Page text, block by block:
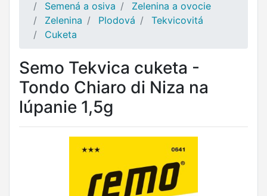
Semená a osiva
Zelenina a ovocie
Zelenina
Plodová
Tekvicovitá
Cuketa
Semo Tekvica cuketa -
Tondo Chiaro di Niza na
lúpanie 1,5g